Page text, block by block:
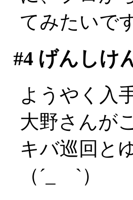
てみたいで
#4げんしけ
ようやく入
大野さんが
キバ巡回と
（´_ゝ`）